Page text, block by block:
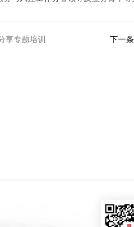
享专题培训 下一条